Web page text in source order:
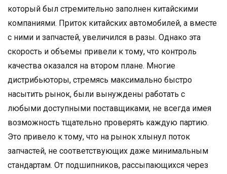
который был стремительно заполнен китайскими
компаниями. Приток китайских автомобилей, а вместе
с ними и запчастей, увеличился в разы. Однако эта
скорость и объемы привели к тому, что контроль
качества оказался на втором плане. Многие
дистрибьюторы, стремясь максимально быстро
насытить рынок, были вынуждены работать с
любыми доступными поставщиками, не всегда имея
возможность тщательно проверять каждую партию.
Это привело к тому, что на рынок хлынул поток
запчастей, не соответствующих даже минимальным
стандартам. От подшипников, рассыпающихся через